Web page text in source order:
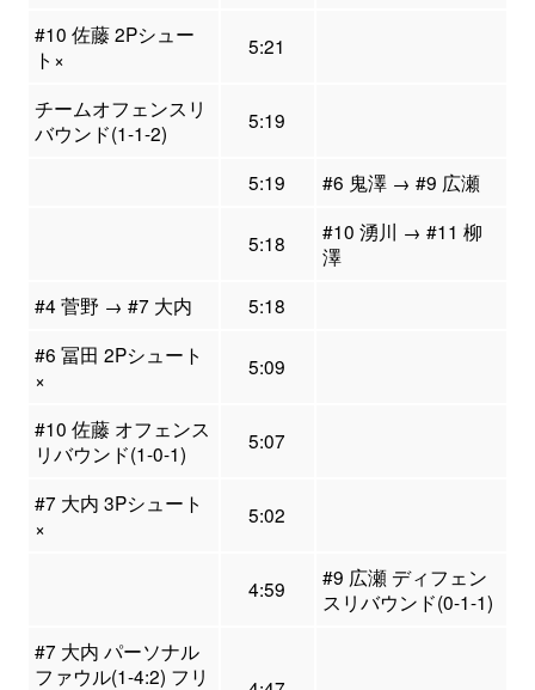
#10 佐藤 2Pシュー
ト×
5:21
チームオフェンスリ
バウンド(1-1-2)
5:19
5:19 #6 鬼澤 → #9 広瀬
5:18
#10 湧川 → #11 柳
澤
#4 菅野 → #7 大内
5:18
#6 冨田 2Pシュート
×
5:09
#10 佐藤 オフェンス
リバウンド(1-0-1)
5:07
#7 大内 3Pシュート
×
5:02
4:59
#9 広瀬 ディフェン
スリバウンド(0-1-1)
#7 大内 パーソナル
ファウル(1-4:2) フリ